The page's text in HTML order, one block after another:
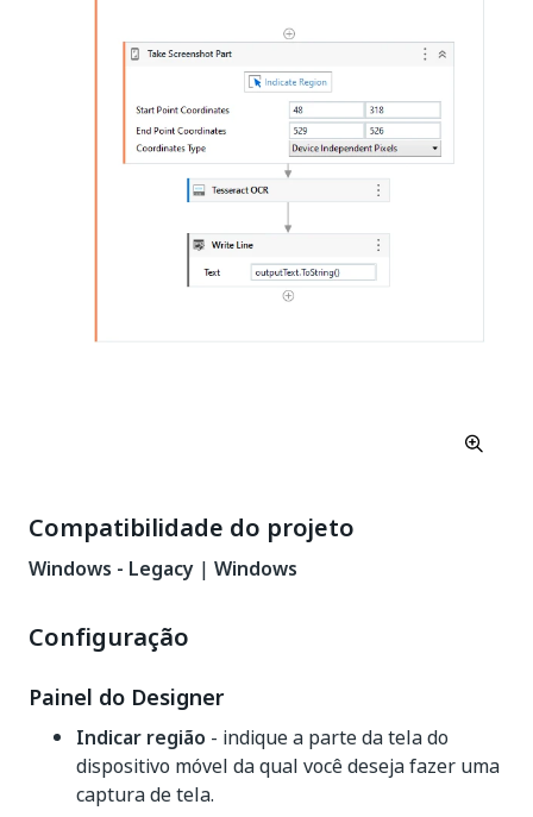
Compatibilidade do projeto
Windows - Legacy | Windows
Configuração
Painel do Designer
Indicar região - indique a parte da tela do
dispositivo móvel da qual você deseja fazer uma
captura de tela.